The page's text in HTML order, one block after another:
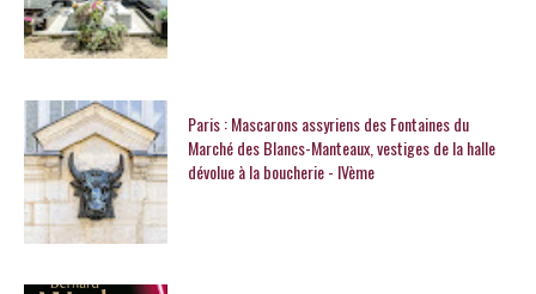
Paris : Mascarons assyriens des Fontaines du
Marché des Blancs-Manteaux, vestiges de la halle
dévolue à la boucherie - IVème